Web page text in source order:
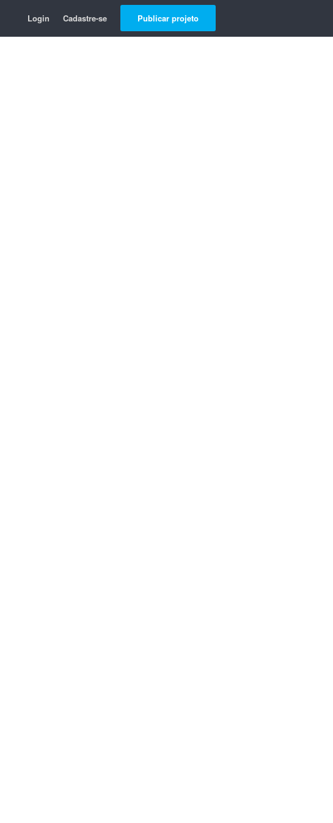
Login Cadastre-se Publicar projeto